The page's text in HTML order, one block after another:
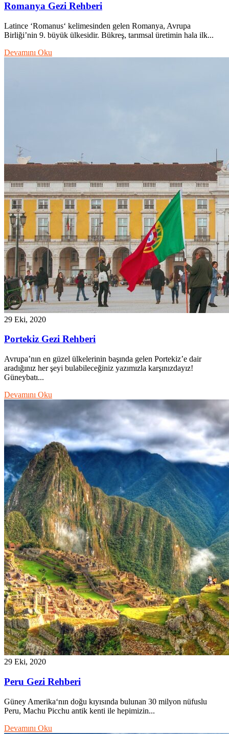
Romanya Gezi Rehberi
Latince ‘Romanus‘ kelimesinden gelen Romanya, Avrupa
Birliği’nin 9. büyük ülkesidir. Bükreş, tarımsal üretimin hala ilk...
Devamını Oku
29 Eki, 2020
Portekiz Gezi Rehberi
Avrupa’nın en güzel ülkelerinin başında gelen Portekiz’e dair
aradığınız her şeyi bulabileceğiniz yazımızla karşınızdayız!
Güneybatı...
Devamını Oku
29 Eki, 2020
Peru Gezi Rehberi
Güney Amerika‘nın doğu kıyısında bulunan 30 milyon nüfuslu
Peru, Machu Picchu antik kenti ile hepimizin...
Devamını Oku